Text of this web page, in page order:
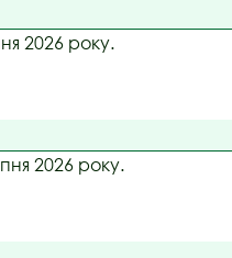
2026 року.
2026 року.